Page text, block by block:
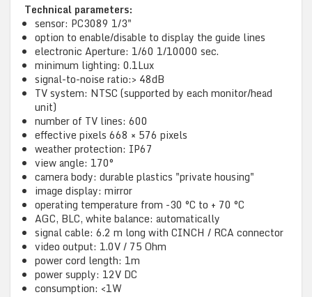
Technical parameters:
sensor: PC3089 1/3"
option to enable/disable to display the guide lines
electronic Aperture: 1/60 1/10000 sec.
minimum lighting: 0.1Lux
signal-to-noise ratio:> 48dB
TV system: NTSC (supported by each monitor/head
unit)
number of TV lines: 600
effective pixels 668 × 576 pixels
weather protection: IP67
view angle: 170°
camera body: durable plastics "private housing"
image display: mirror
operating temperature from -30 °C to + 70 °C
AGC, BLC, white balance: automatically
signal cable: 6.2 m long with CINCH / RCA connector
video output: 1.0V / 75 Ohm
power cord length: 1m
power supply: 12V DC
consumption: <1W